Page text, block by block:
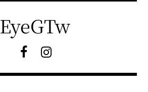
EyeGTw
F
粉
I